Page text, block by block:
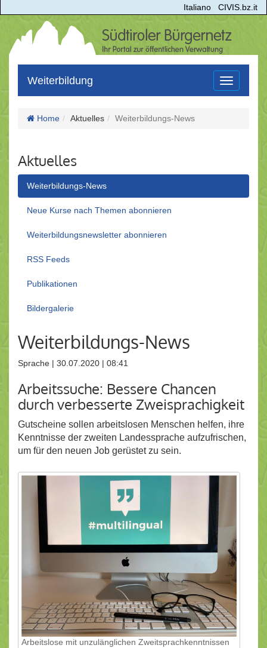
Italiano CIVIS.bz.it
Toggle
navigation
Weiterbildung
Home Aktuelles Weiterbildungs-News
Aktuelles
Weiterbildungs-News
Neue Kurse nach Themen abonnieren
Weiterbildungsnewsletter abonnieren
RSS Feeds
Publikationen
Bildergalerie
Weiterbildungs-News
Sprache | 30.07.2020 | 08:41
Arbeitssuche: Bessere Chancen
durch verbesserte Zweisprachigkeit
Gutscheine sollen arbeitslosen Menschen helfen, ihre
Kenntnisse der zweiten Landessprache aufzufrischen,
um für den neuen Job gerüstet zu sein.
Arbeitslose mit unzulänglichen Zweitsprachkenntnissen